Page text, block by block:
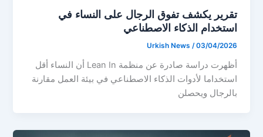
تقرير يكشف تفوق الرجال على النساء في
استخدام الذكاء الاصطناعي
Urkish News /03/04/2026
أظهرت دراسة صادرة عن منظمة Lean In أن النساء أقل
استخداما لأدوات الذكاء الاصطناعي في بيئة العمل مقارنة
بالرجال ويحصلن